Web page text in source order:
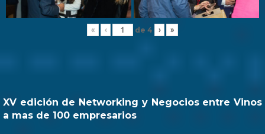
« ‹ de 4 › »
XV edición de Networking y Negocios entre Vinos
a mas de 100 empresarios